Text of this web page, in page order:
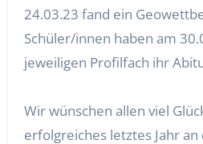
24.03.23 fand ein
Schüler/innen haben am
jeweiligen Profilfach ihr
Wir wünschen allen viel
erfolgreiches letztes Jahr an